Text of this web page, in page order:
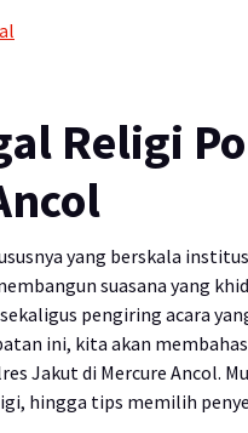
Religi
yang berskala
suasana yang
pengiring acara
ini, kita akan
Jakut di Mercure Ancol.
hingga tips memilih